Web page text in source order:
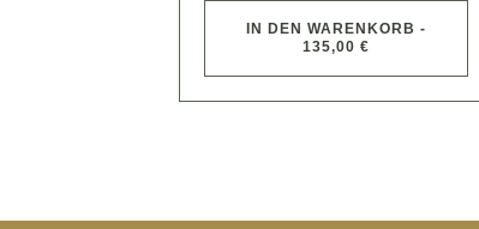
IN DEN WARENKORB -
135,00 €